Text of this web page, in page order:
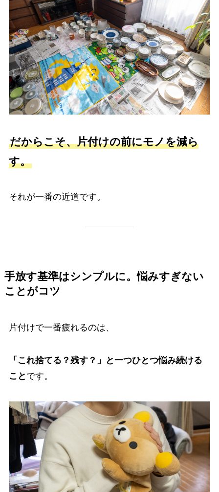
だからこそ、片付けの前にモノを減ら
す。
それが一番の近道です。
手放す基準はシンプルに。悩みすぎない
ことがコツ
片付けで一番疲れるのは、
「これ捨てる？残す？」と一つひとつ悩み続ける
こと です。